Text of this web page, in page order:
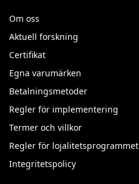
Om oss
Aktuell forskning
Certifikat
Egna varumärken
Betalningsmetoder
Regler för implementering
Termer och villkor
Regler för lojalitetsprogrammet
Integritetspolicy